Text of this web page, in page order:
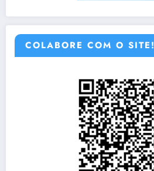
COLABORE COM O SITE!